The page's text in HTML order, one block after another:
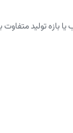
بازه تولید